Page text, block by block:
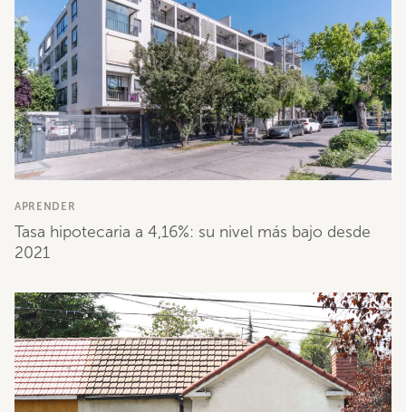
APRENDER
Tasa hipotecaria a 4,16%: su nivel más bajo desde
2021